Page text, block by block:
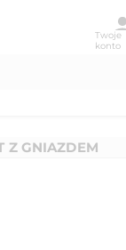
Twoje
konto
Z GNIAZDEM